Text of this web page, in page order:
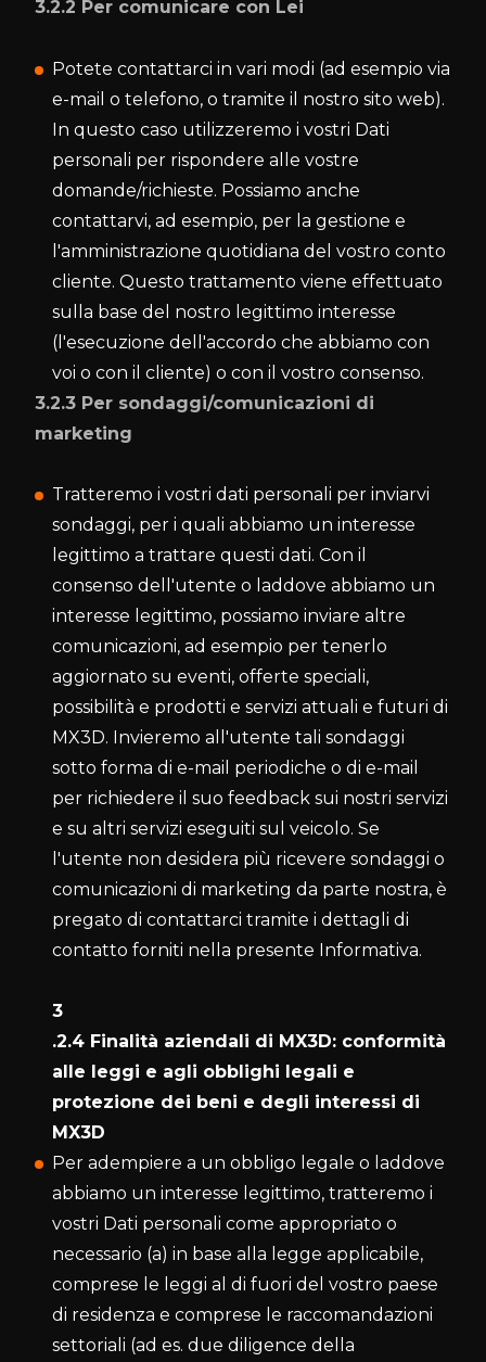
3.2.2 Per comunicare con Lei
Potete contattarci in vari modi (ad esempio via
e-mail o telefono, o tramite il nostro sito web).
In questo caso utilizzeremo i vostri Dati
personali per rispondere alle vostre
domande/richieste. Possiamo anche
contattarvi, ad esempio, per la gestione e
l'amministrazione quotidiana del vostro conto
cliente. Questo trattamento viene effettuato
sulla base del nostro legittimo interesse
(l'esecuzione dell'accordo che abbiamo con
voi o con il cliente) o con il vostro consenso.
3.2.3 Per sondaggi/comunicazioni di
marketing
Tratteremo i vostri dati personali per inviarvi
sondaggi, per i quali abbiamo un interesse
legittimo a trattare questi dati. Con il
consenso dell'utente o laddove abbiamo un
interesse legittimo, possiamo inviare altre
comunicazioni, ad esempio per tenerlo
aggiornato su eventi, offerte speciali,
possibilità e prodotti e servizi attuali e futuri di
MX3D. Invieremo all'utente tali sondaggi
sotto forma di e-mail periodiche o di e-mail
per richiedere il suo feedback sui nostri servizi
e su altri servizi eseguiti sul veicolo. Se
l'utente non desidera più ricevere sondaggi o
comunicazioni di marketing da parte nostra, è
pregato di contattarci tramite i dettagli di
contatto forniti nella presente Informativa.
3
.2.4 Finalità aziendali di MX3D: conformità
alle leggi e agli obblighi legali e
protezione dei beni e degli interessi di
MX3D
Per adempiere a un obbligo legale o laddove
abbiamo un interesse legittimo, tratteremo i
vostri Dati personali come appropriato o
necessario (a) in base alla legge applicabile,
comprese le leggi al di fuori del vostro paese
di residenza e comprese le raccomandazioni
settoriali (ad es. due diligence della